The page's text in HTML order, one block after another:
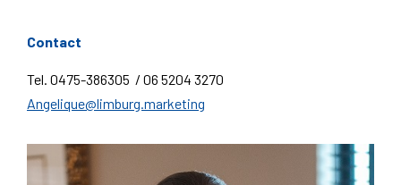
Contact
Tel. 0475-386305 / 06 5204 3270
Angelique@limburg.marketing